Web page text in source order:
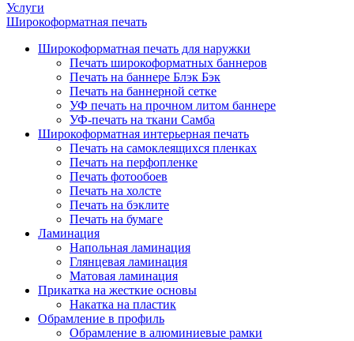
Услуги
Широкоформатная печать
Широкоформатная печать для наружки
Печать широкоформатных баннеров
Печать на баннере Блэк Бэк
Печать на баннерной сетке
УФ печать на прочном литом баннере
УФ-печать на ткани Самба
Широкоформатная интерьерная печать
Печать на самоклеящихся пленках
Печать на перфопленке
Печать фотообоев
Печать на холсте
Печать на бэклите
Печать на бумаге
Ламинация
Напольная ламинация
Глянцевая ламинация
Матовая ламинация
Прикатка на жесткие основы
Накатка на пластик
Обрамление в профиль
Обрамление в алюминиевые рамки